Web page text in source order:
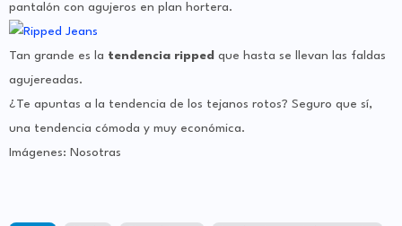
pantalón con agujeros en plan hortera.
Tan grande es la tendencia ripped que hasta se llevan las faldas
agujereadas.
¿Te apuntas a la tendencia de los tejanos rotos? Seguro que sí,
una tendencia cómoda y muy económica.
Imágenes: Nosotras